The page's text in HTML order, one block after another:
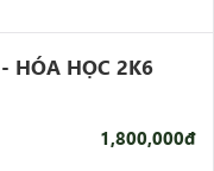
HÓA HỌC 2K6
1,800,000đ